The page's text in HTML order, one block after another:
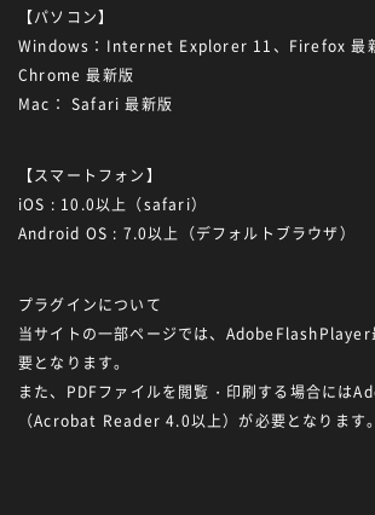
【パソコン】
Windows：Internet Explorer 11、Firefox 最
Chrome 最新版
Mac： Safari 最新版
【スマートフォン】
iOS : 10.0以上（safari）
Android OS : 7.0以上（デフォルトブラウザ）
プラグインについて
当サイトの一部ページでは、AdobeFlashPlayer
要となります。
また、PDFファイルを閲覧・印刷する場合には
（Acrobat Reader 4.0以上）が必要となります。